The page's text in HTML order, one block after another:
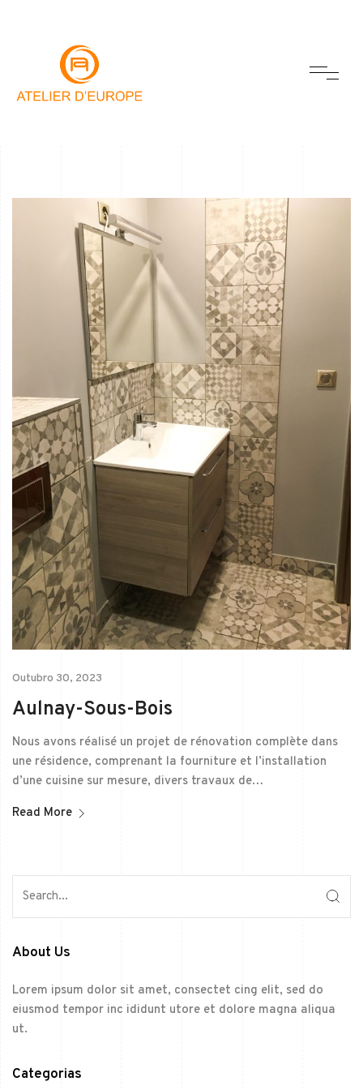
Outubro 30, 2023
Aulnay-Sous-Bois
Nous avons réalisé un projet de rénovation complète dans
une résidence, comprenant la fourniture et l’installation
d’une cuisine sur mesure, divers travaux de…
Read More
About Us
Lorem ipsum dolor sit amet, consectet cing elit, sed do
eiusmod tempor inc ididunt utore et dolore magna aliqua
ut.
Categorias